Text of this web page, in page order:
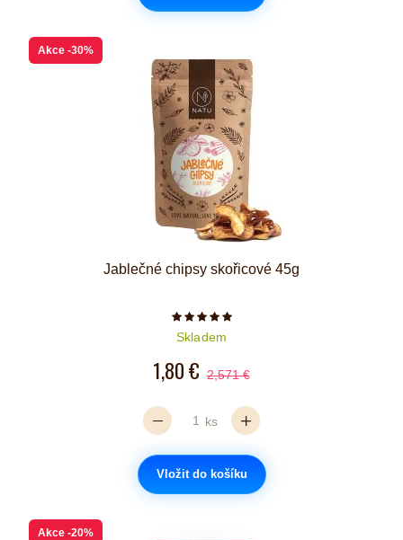
Akce -30%
Jablečné chipsy skořicové 45g
Počet hvězdiček je 5 z 5
Skladem
1,80 € 2,571 €
ks
Vložit do košíku
Akce -20%